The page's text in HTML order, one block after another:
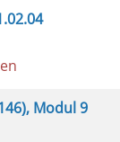
Modul 9